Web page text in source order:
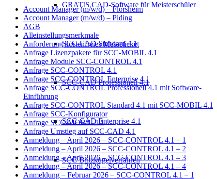
GRATIS CAD-Software für Meisterschüler
SCC-CAD Standard 4.1
SCC-CAD Professionell 4.1
SCC-CAD Enterprise 4.1
SCC-Blitzkugelverfahren
Account Manager (m/w/d) – Flörsheim
Account Manager (m/w/d) – Piding
AGB
Alleinstellungsmerkmale
Anforderung kostenfreies Messeticket
Anfrage Lizenzpakete für SCC-MOBIL 4.1
Anfrage Module SCC-CONTROL 4.1
Anfrage SCC-CONTROL 4.1
Anfrage SCC-CONTROL Enterprise 4.1
Anfrage SCC-CONTROL Professionell 4.1 mit Software-
Einführung
Anfrage SCC-CONTROL Standard 4.1 mit SCC-MOBIL 4.1
Anfrage SCC-Konfigurator
Anfrage SCC-MOBIL 4.1
Anfrage Umstieg auf SCC-CAD 4.1
Anmeldung – April 2026 – SCC-CONTROL 4.1 – 1
Anmeldung – April 2026 – SCC-CONTROL 4.1 – 2
Anmeldung – April 2026 – SCC-CONTROL 4.1 – 3
Anmeldung – April 2026 – SCC-CONTROL 4.1 – 4
Anmeldung – Februar 2026 – SCC-CONTROL 4.1 – 1